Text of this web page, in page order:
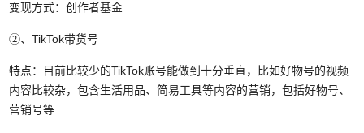
变现方式：创作者基金
②、TikTok带货号
特点：目前比较少的TikTok账号能做到十分垂直，比如好物号的视频
内容比较杂，包含生活用品、简易工具等内容的营销，包括好物号、
营销号等